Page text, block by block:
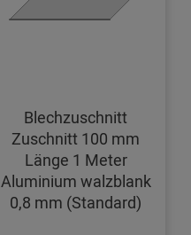
Blechzuschnitt
Zuschnitt 100 mm
Länge 1 Meter
Aluminium walzblank
0,8 mm (Standard)